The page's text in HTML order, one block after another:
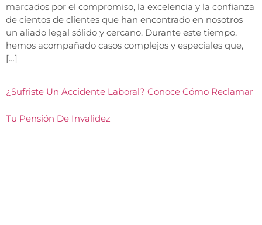
marcados por el compromiso, la excelencia y la confianza
de cientos de clientes que han encontrado en nosotros
un aliado legal sólido y cercano. Durante este tiempo,
hemos acompañado casos complejos y especiales que,
[…]
¿Sufriste Un Accidente Laboral? Conoce Cómo Reclamar
Tu Pensión De Invalidez